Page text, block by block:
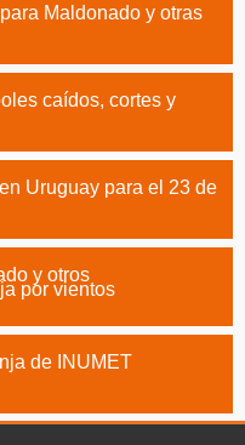
Maldonado y otras
caídos, cortes y
Uruguay para el 23 de
y otros
por vientos
de INUMET